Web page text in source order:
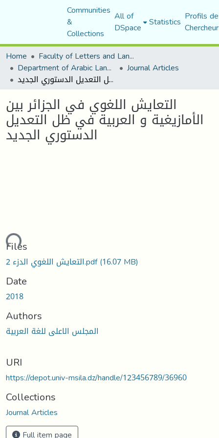
Communities
&
Collections
All of
DSpace Statistics Profils
Home
Faculty of Letters and Languages
Department of Arabic Language and Literature Journal Articles
التعايش اللغوي في الجزائر بين الأمازيغية و العربية في ظل التعديل الدستوري الجديد
التعايش اللغوي في الجزائر بين
الأمازيغية و العربية في ظل التعديل
الدستوري الجديد
Files
التعايش اللغوي الدزء 2.pdf(16.07 MB)
Date
2018
Authors
المجلس الاعلى للغة العربية
URI
https://depot.univ-msila.dz/handle/123456789/36960
Collections
Journal Articles
Full item page